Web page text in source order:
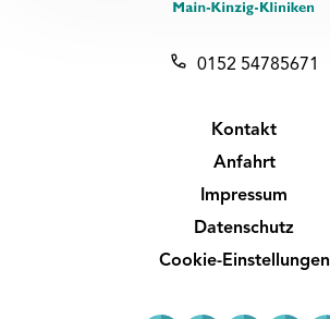
0152 54785671
Kontakt
Anfahrt
Impressum
Datenschutz
Cookie-Einstellungen